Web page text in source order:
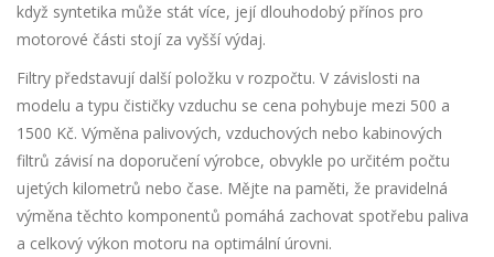
když syntetika může stát více, její dlouhodobý přínos pro
motorové části stojí za vyšší výdaj.
Filtry představují další položku v rozpočtu. V závislosti na
modelu a typu čističky vzduchu se cena pohybuje mezi 500 a
1500 Kč. Výměna palivových, vzduchových nebo kabinových
filtrů závisí na doporučení výrobce, obvykle po určitém počtu
ujetých kilometrů nebo čase. Mějte na paměti, že pravidelná
výměna těchto komponentů pomáhá zachovat spotřebu paliva
a celkový výkon motoru na optimální úrovni.